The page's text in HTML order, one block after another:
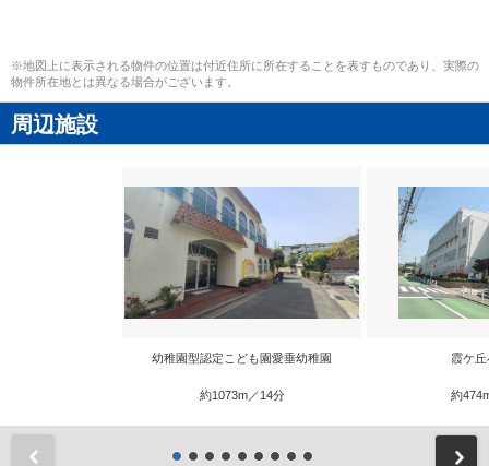
※地図上に表示される物件の位置は付近住所に所在することを表すものであり、実際の
物件所在地とは異なる場合がございます。
周辺施設
幼稚園型認定こども園愛垂幼稚園
約1073m／14分
霞ケ
約